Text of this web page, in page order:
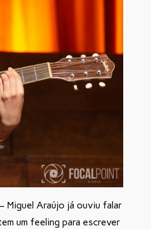
Miguel Araújo já ouviu falar
um feeling para escrever